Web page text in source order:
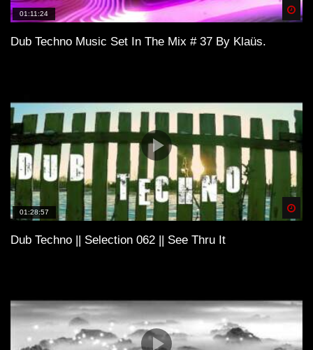
01:11:24
Dub Techno Music Set In The Mix # 37 By Klaüs.
01:28:57
Dub Techno || Selection 062 || See Thru It